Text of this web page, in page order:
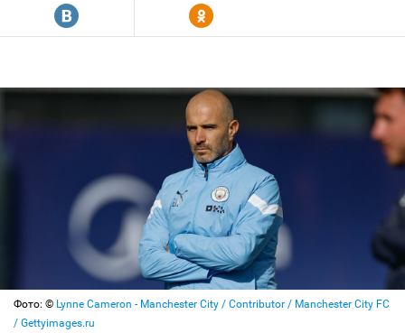
R Y
Фото: © Lynne Cameron - Manchester City / Contributor / Manchester City FC
/ Gettyimages.ru